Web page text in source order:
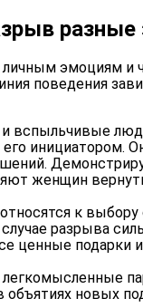
разные
эмоциям и
поведения
вспыльчивые
инициатором.
женщин
к
разрыва
ценные подарки
новых